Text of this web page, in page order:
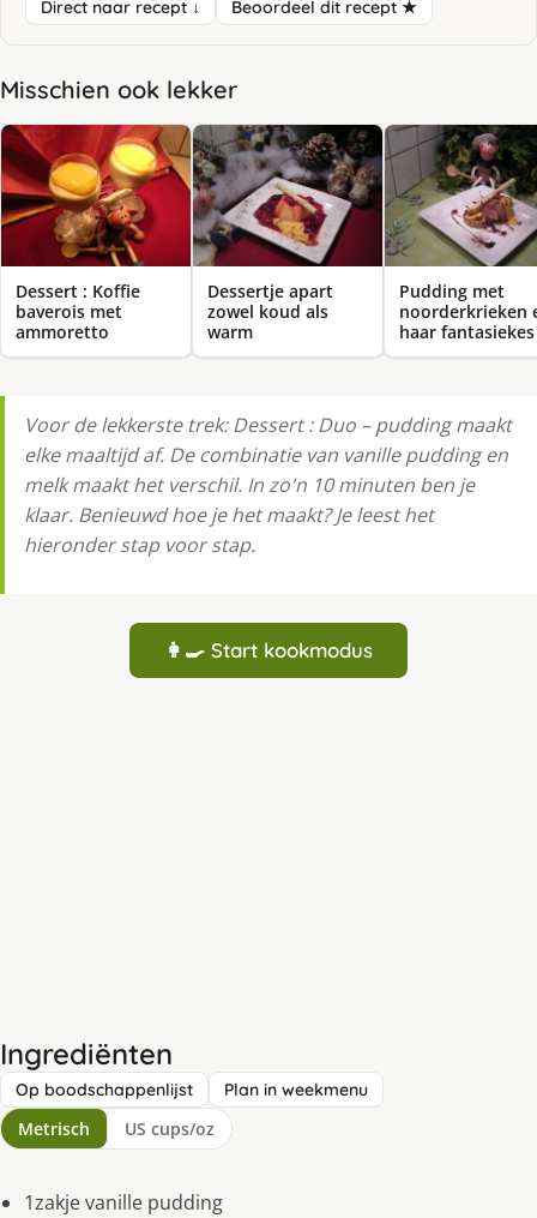
Direct naar recept ↓ Beoordeel dit recept ★
Misschien ook lekker
Dessert : Koffie
baverois met
ammoretto
Dessertje apart
zowel koud als
warm
Pudding met
noorderkrieken
haar fantasiekes
Voor de lekkerste trek: Dessert : Duo – pudding maakt
elke maaltijd af. De combinatie van vanille pudding en
melk maakt het verschil. In zo'n 10 minuten ben je
klaar. Benieuwd hoe je het maakt? Je leest het
hieronder stap voor stap.
👩‍🍳 Start kookmodus
Ingrediënten
Op boodschappenlijst Plan in weekmenu
Metrisch US cups/oz
1zakje vanille pudding